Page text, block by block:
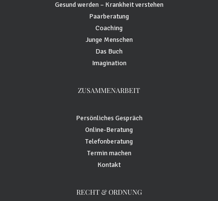
Gesund werden – Krankheit verstehen
Paarberatung
Coaching
Junge Menschen
Das Buch
Imagination
ZUSAMMENARBEIT
Persönliches Gespräch
Online-Beratung
Telefonberatung
Termin machen
Kontakt
RECHT & ORDNUNG